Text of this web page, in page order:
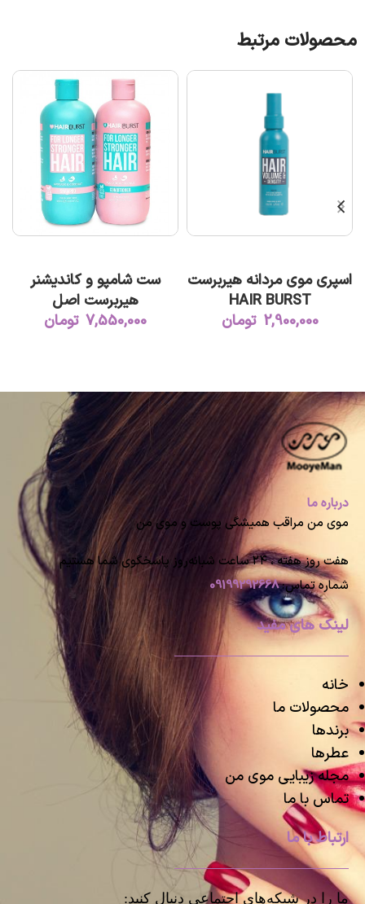
محصولات مرتبط
اسپری موی مردانه هیربرست
HAIR BURST
2,900,000 تومان
ست شامپو و کاندیشنر
هیربرست اصل
7,550,000 تومان
درباره ما
موی من مراقب همیشگی پوست و موی من
هفت روز هفته ، ۲۴ ساعت شبانه‌روز پاسخگوی شما هستیم
شماره تماس:09199292668
لینک های مفید
خانه
محصولات ما
برندها
عطرها
مجله زیبایی موی من
تماس با ما
ارتباط با ما
ما را در شبکه‌های اجتماعی دنبال کنید: